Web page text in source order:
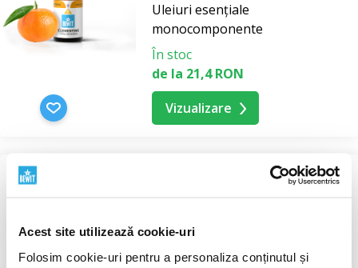
Acest site utilizează cookie-uri
Folosim cookie-uri pentru a personaliza conținutul și
Uleiuri esențiale
monocomponente
În stoc
de la 21,4 RON
Vizualizare
Uleiuri esențiale
monocomponente